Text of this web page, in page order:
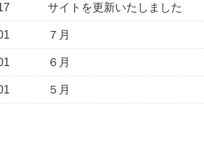
サイトを更新いたしました
７月
６月
５月